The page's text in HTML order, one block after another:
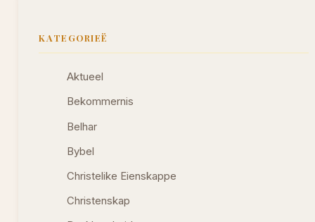
KATEGORIEË
Aktueel
Bekommernis
Belhar
Bybel
Christelike Eienskappe
Christenskap